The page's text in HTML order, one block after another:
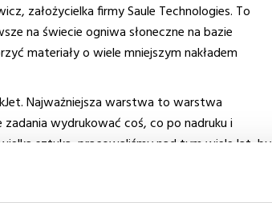
założycielka firmy Saule Technologies. To
na świecie ogniwa słoneczne na bazie
materiały o wiele mniejszym nakładem
Najważniejsza warstwa to warstwa
wydrukować coś, co po nadruku i
sztuka, pracowaliśmy nad tym wiele lat, by
– mówiła dla portalu bankier.pl Olga